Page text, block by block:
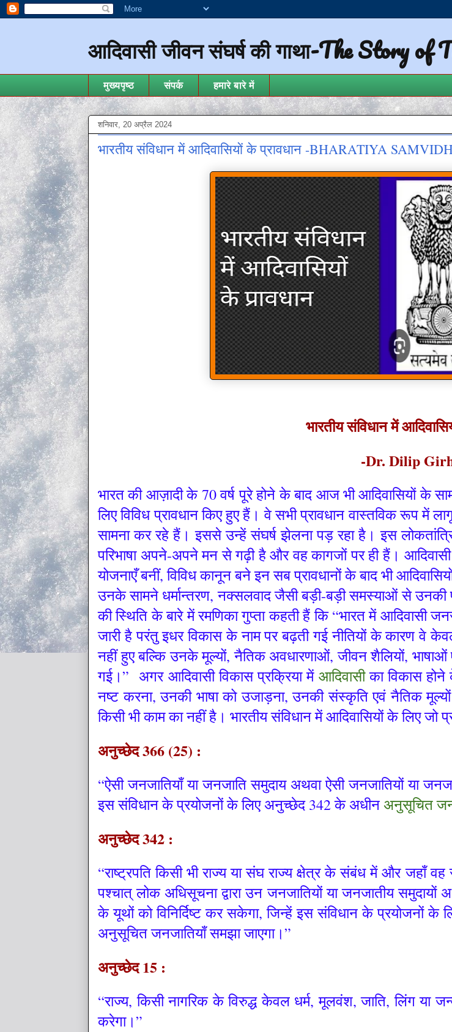
आदिवासी जीवन संघर्ष की गाथा-The Story
मुख्यपृष्ठ संपर्क हमारे बारे में
शनिवार, 20 अप्रैल 2024
भारतीय संविधान में आदिवासियों के प्रावधान -BHARATIYA
भारतीय संविधान में
-Dr. Dilip
भारत की आज़ादी के 70 वर्ष पूरे होने के बाद आज भी आदिवासियों के
लिए विविध प्रावधान किए हुए हैं। वे सभी प्रावधान वास्तविक रूप में
सामना कर रहे हैं। इससे उन्हें संघर्ष झेलना पड़ रहा है। इस
परिभाषा अपने-अपने मन से गढ़ी है और वह कागजों पर ही हैं।
योजनाएँ बनीं, विविध कानून बने इन सब प्रावधानों के बाद भी
उनके सामने धर्मान्तरण, नक्सलवाद जैसी बड़ी-बड़ी समस्याओं से उनकी
की स्थिति के बारे में रमणिका गुप्ता कहती हैं कि “भारत में आदिवासी
जारी है परंतु इधर विकास के नाम पर बढ़ती गई नीतियों के कारण वे
नहीं हुए बल्कि उनके मूल्यों, नैतिक अवधारणाओं, जीवन शैलियों,
गई।” अगर आदिवासी विकास प्रक्रिया में आदिवासीका विकास
नष्ट करना, उनकी भाषा को उजाड़ना, उनकी संस्कृति एवं नैतिक
किसी भी काम का नहीं है। भारतीय संविधान में आदिवासियों के लिए जो
अनुच्छेद 366 (25) :
“ऐसी जनजातियाँ या जनजाति समुदाय अथवा ऐसी जनजातियों या
इस संविधान के प्रयोजनों के लिए अनुच्छेद 342 के अधीनअनुसूचित
अनुच्छेद 342 :
“राष्ट्रपति किसी भी राज्य या संघ राज्य क्षेत्र के संबंध में और जहाँ
पश्चात् लोक अधिसूचना द्वारा उन जनजातियों या जनजातीय समुदायों
के यूथों को विनिर्दिष्ट कर सकेगा, जिन्हें इस संविधान के प्रयोजनों के
अनुसूचित जनजातियाँ समझा जाएगा।”
अनुच्छेद 15 :
“राज्य, किसी नागरिक के विरुद्ध केवल धर्म, मूलवंश, जाति, लिंग या
करेगा।”